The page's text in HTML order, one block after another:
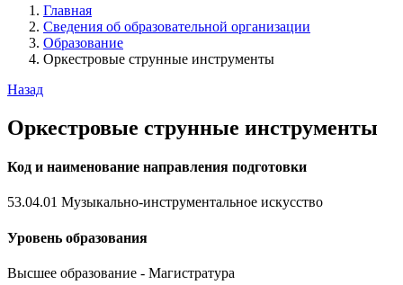
Главная
Сведения об образовательной организации
Образование
Оркестровые струнные инструменты
Назад
Оркестровые струнные инструменты
Код и наименование направления подготовки
53.04.01 Музыкально-инструментальное искусство
Уровень образования
Высшее образование - Магистратура